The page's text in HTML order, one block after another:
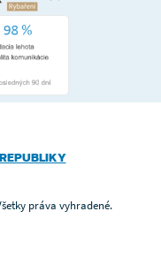
práva vyhradené.